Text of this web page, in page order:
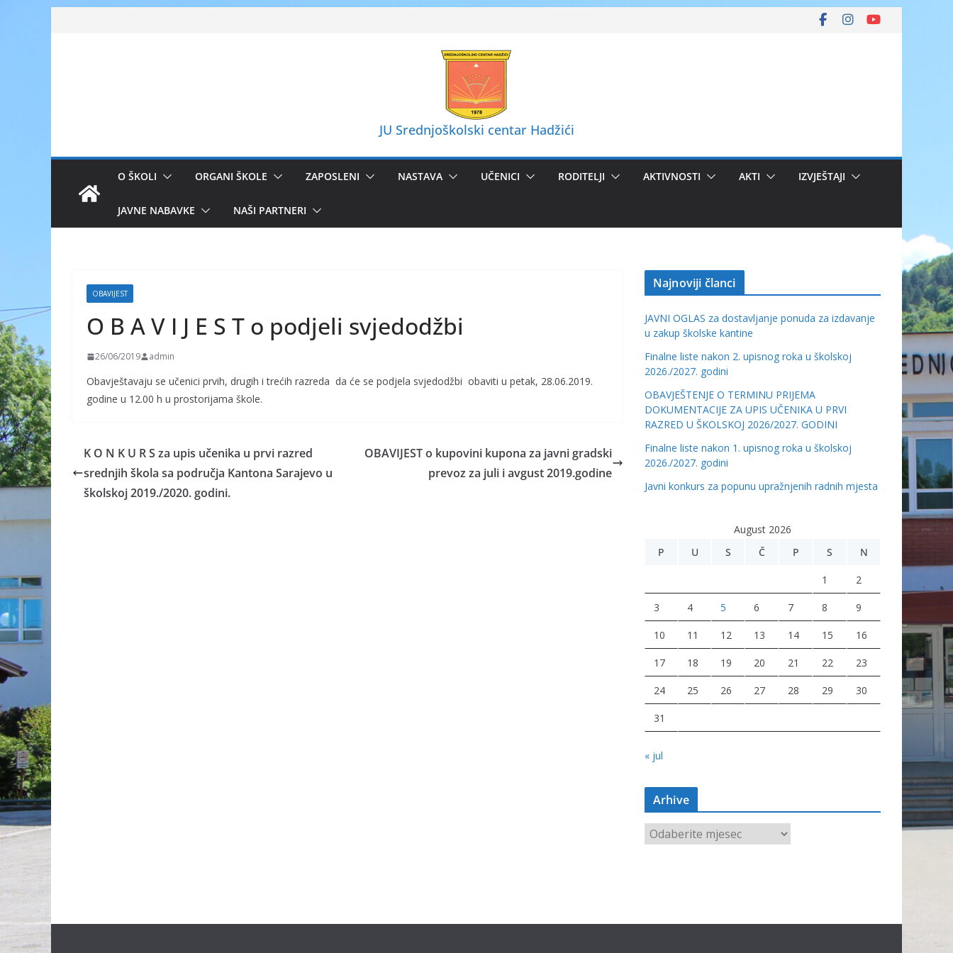
JU Srednjoškolski centar Hadžići
O ŠKOLI ORGANI ŠKOLE ZAPOSLENI NASTAVA UČENICI RODITELJI AKTIVNOSTI AKTI IZVJEŠTAJI
JAVNE NABAVKE NAŠI PARTNERI
OBAVIJEST
O B A V I J E S T o podjeli svjedodžbi
26/06/2019 admin
Obavještavaju se učenici prvih, drugih i trećih razreda da će se podjela svjedodžbi obaviti u petak, 28.06.2019.
godine u 12.00 h u prostorijama škole.
K O N K U R S za upis učenika u prvi razred
srednjih škola sa područja Kantona Sarajevo u
školskoj 2019./2020. godini.
OBAVIJEST o kupovini kupona za javni gradski
prevoz za juli i avgust 2019.godine
Najnoviji članci
JAVNI OGLAS za dostavljanje ponuda za izdavanje
u zakup školske kantine
Finalne liste nakon 2. upisnog roka u školskoj
2026./2027. godini
OBAVJEŠTENJE O TERMINU PRIJEMA
DOKUMENTACIJE ZA UPIS UČENIKA U PRVI
RAZRED U ŠKOLSKOJ 2026/2027. GODINI
Finalne liste nakon 1. upisnog roka u školskoj
2026./2027. godini
Javni konkurs za popunu upražnjenih radnih mjesta
August 2026
P
U S Č P S N
1 2
3 4 5 6 7 8 9
10 11 12 13 14 15 16
17 18 19 20 21 22 23
24 25 26 27 28 29 30
31
« jul
Arhive
A
r